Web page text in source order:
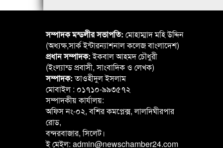
সম্পাদক মন্ডলীর সভাপতি: মোহাম্মাদ মহি উদ্দিন
(অধ্যক্ষ,সার্ক ইন্টারন্যাশনাল কলেজ বাংলাদেশ)
প্রধান সম্পাদক:ইকবাল আহমদ চৌধুরী
(ইংল্যান্ড প্রবাসী, সাংবাদিক ও লেখক)
সম্পাদক:তাওহীদুল ইসলাম
মোবাইল : ০১৭১০-৯৯৩৫৭২
সম্পাদকীয় কার্যালয়:
অফিস নং-০২, বশির কমপ্লেক্স, লালদিঘীরপার
রোড,
বন্দরবাজার, সিলেট।
ই মেইল: admin@newschamber24.com